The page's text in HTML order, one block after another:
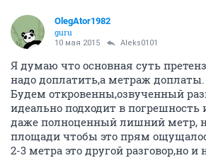
OlegAtor1982
guru
10 мая 2015 Aleks0101
Я думаю что основная суть
надо доплатить,а метраж доплаты.
Будем откровенны,озвученный
идеально подходит в
даже полноценный лишний метр,
площади чтобы это прям
2-3 метра это другой разговор,но и